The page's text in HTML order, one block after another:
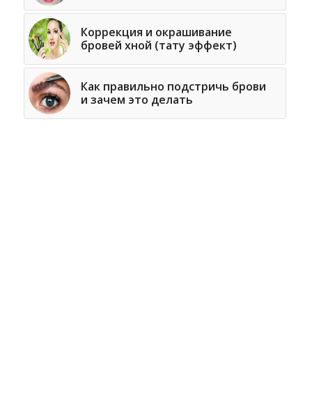
Коррекция и окрашивание
бровей хной (тату эффект)
Как правильно подстричь брови
и зачем это делать